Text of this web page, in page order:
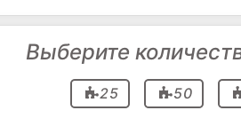
Выберите
25 50